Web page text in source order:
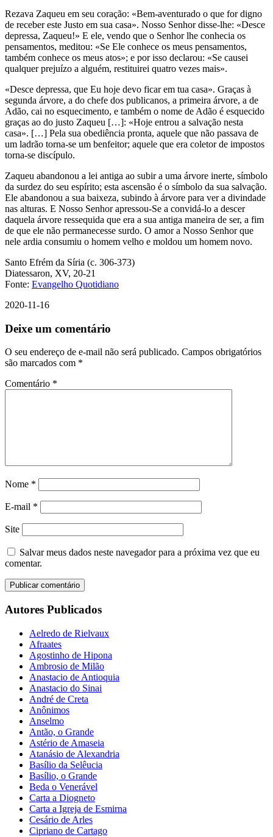
Rezava Zaqueu em seu coração: «Bem-aventurado o que for digno
de receber este Justo em sua casa». Nosso Senhor disse-lhe: «Desce
depressa, Zaqueu!» E ele, vendo que o Senhor lhe conhecia os
pensamentos, meditou: «Se Ele conhece os meus pensamentos,
também conhece os meus atos»; e por isso declarou: «Se causei
qualquer prejuízo a alguém, restituirei quatro vezes mais».
«Desce depressa, que Eu hoje devo ficar em tua casa». Graças à
segunda árvore, a do chefe dos publicanos, a primeira árvore, a de
Adão, cai no esquecimento, e também o nome de Adão é esquecido
graças ao do justo Zaqueu […]: «Hoje entrou a salvação nesta
casa». […] Pela sua obediência pronta, aquele que não passava de
um ladrão torna-se um benfeitor; aquele que era coletor de impostos
torna-se discípulo.
Zaqueu abandonou a lei antiga ao subir a uma árvore inerte, símbolo
da surdez do seu espírito; esta ascensão é o símbolo da sua salvação.
Ele abandonou a sua baixeza, subindo à árvore para ver a divindade
nas alturas. E Nosso Senhor apressou-Se a convidá-lo a descer
daquela árvore ressequida que era a sua antiga maneira de ser, a fim
de que ele não permanecesse surdo. O amor a Nosso Senhor que
nele ardia consumiu o homem velho e moldou um homem novo.
Santo Efrém da Síria (c. 306-373)
Diatessaron, XV, 20-21
Fonte: Evangelho Quotidiano
2020-11-16
Deixe um comentário
O seu endereço de e-mail não será publicado. Campos obrigatórios
são marcados com *
Comentário *
Nome *
E-mail *
Site
Salvar meus dados neste navegador para a próxima vez que eu
comentar.
Autores Publicados
Aelredo de Rielvaux
Afraates
Agostinho de Hipona
Ambrosio de Milão
Anastacio de Antioquia
Anastacio do Sinai
André de Creta
Anônimos
Anselmo
Antão, o Grande
Astério de Amaseia
Atanásio de Alexandria
Basílio da Selêucia
Basílio, o Grande
Beda o Venerável
Carta a Diogneto
Carta a Igreja de Esmirna
Cesário de Arles
Cipriano de Cartago